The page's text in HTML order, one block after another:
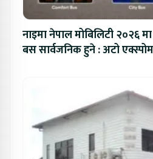
नाइमा नेपाल मोबिलिटी २०२६
बस सार्वजनिक हुने : अटो